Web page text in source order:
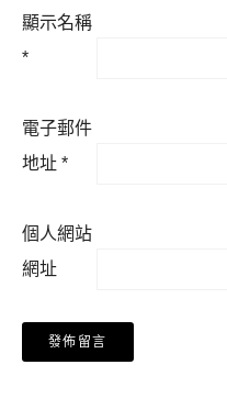
顯示名稱
*
電子郵件
地址 *
個人網站
網址